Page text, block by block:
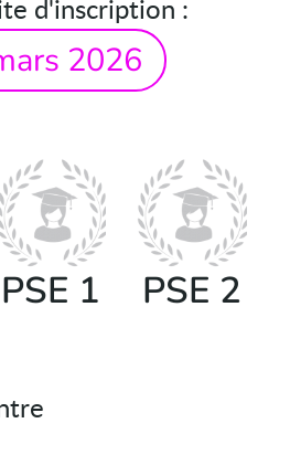
d'inscription :
2026
PSE 1 PSE 2